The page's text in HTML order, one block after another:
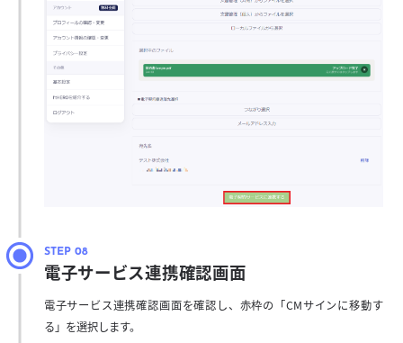
電子サービス連携確認画面
電子サービス連携確認画面を確認し、赤枠の「CMサインに移動す
る」を選択します。